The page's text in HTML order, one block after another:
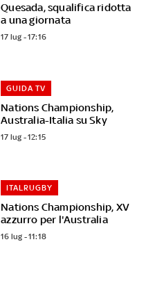
Quesada, squalifica ridotta
a una giornata
17 lug - 17:16
Nations Championship,
Australia-Italia su Sky
GUIDA TV
17 lug - 12:15
Nations Championship, XV
azzurro per l'Australia
ITALRUGBY
16 lug - 11:18